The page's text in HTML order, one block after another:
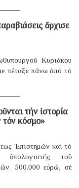
ἄρχισε
Κυριάκου
πέταξε πάνω ἀπό τό
τήν ἱστορία
τόν κόσμο»
Ἐπιστημῶν καί τό
ὑπολογιστής τοῦ
500.000 εὐρώ, σέ